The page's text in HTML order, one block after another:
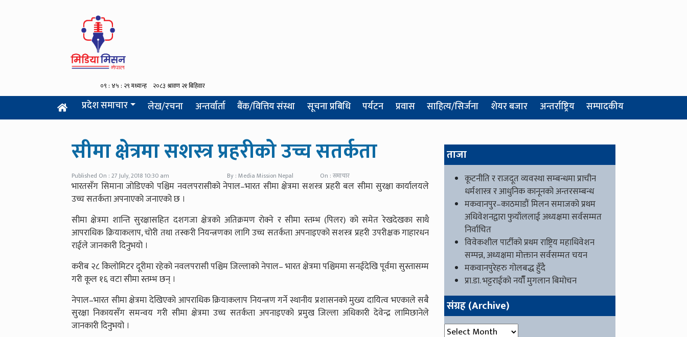
प्रदेश समाचार लेख/रचना अन्तर्वार्ता बैंक/वित्तिय संस्था सूचना प्रबिधि पर्यटन प्रवास साहित्य/सिर्जना शेयर बजार अन्तर्राष्ट्रिय सम्पादकीय
सीमा क्षेत्रमा सशस्त्र प्रहरीको उच्च सतर्कता
Published On : 27 July, 2018 10:30 am By : Media Mission Nepal On : समाचार
भारतसँग सिमाना जोडिएको पश्चिम नवलपरासीको नेपाल–भारत सीमा क्षेत्रमा सशस्त्र प्रहरी बल सीमा सुरक्षा कार्यालयले
उच्च सतर्कता अपनाएको जनाएको छ ।
सीमा क्षेत्रमा शान्ति सुरक्षासहित दशगजा क्षेत्रको अतिक्रमण रोक्ने र सीमा स्तम्भ (पिलर) को समेत रेखदेखका साथै
आपराधिक क्रियाकलाप, चोरी तथा तस्करी नियन्त्रणका लागि उच्च सतर्कता अपनाइएको सशस्त्र प्रहरी उपरीक्षक गाहारधन
राईले जानकारी दिनुभयो ।
करीब २८ किलोमिटर दूरीमा रहेको नवलपरासी पश्चिम जिल्लाको नेपाल– भारत क्षेत्रमा पश्चिममा सनईदेखि पूर्वमा सुस्तासम्म
गरी कूल १६ वटा सीमा स्तम्भ छन् ।
नेपाल–भारत सीमा क्षेत्रमा देखिएको आपराधिक क्रियाकलाप नियन्त्रण गर्ने स्थानीय प्रशासनको मुख्य दायित्व भएकाले सबै
सुरक्षा निकायसँग समन्वय गरी सीमा क्षेत्रमा उच्च सतर्कता अपनाइएको प्रमुख जिल्ला अधिकारी देवेन्द्र लामिछानेले
जानकारी दिनुभयो ।
ताजा
कूटनीति र राजदूत व्यवस्था सम्बन्धमा प्राचीन
धर्मशास्त्र र आधुनिक कानूनको अन्तरसम्बन्ध
मकवानपुर–काठमाडौं मिलन समाजको प्रथम
अधिवेशनद्वारा फुयाँललाई अध्यक्षमा सर्वसम्मत
निर्वाचित
विवेकशील पार्टीको प्रथम राष्ट्रिय महाधिवेशन
सम्पन्न, अध्यक्षमा मोक्तान सर्वसम्मत चयन
मकवानपुरेहरु गोलबद्ध हुँदै
प्रा.डा. भट्टराईको नयाँँ मुगलान बिमोचन
संग्रह (Archive)
संग्रह (Archive)